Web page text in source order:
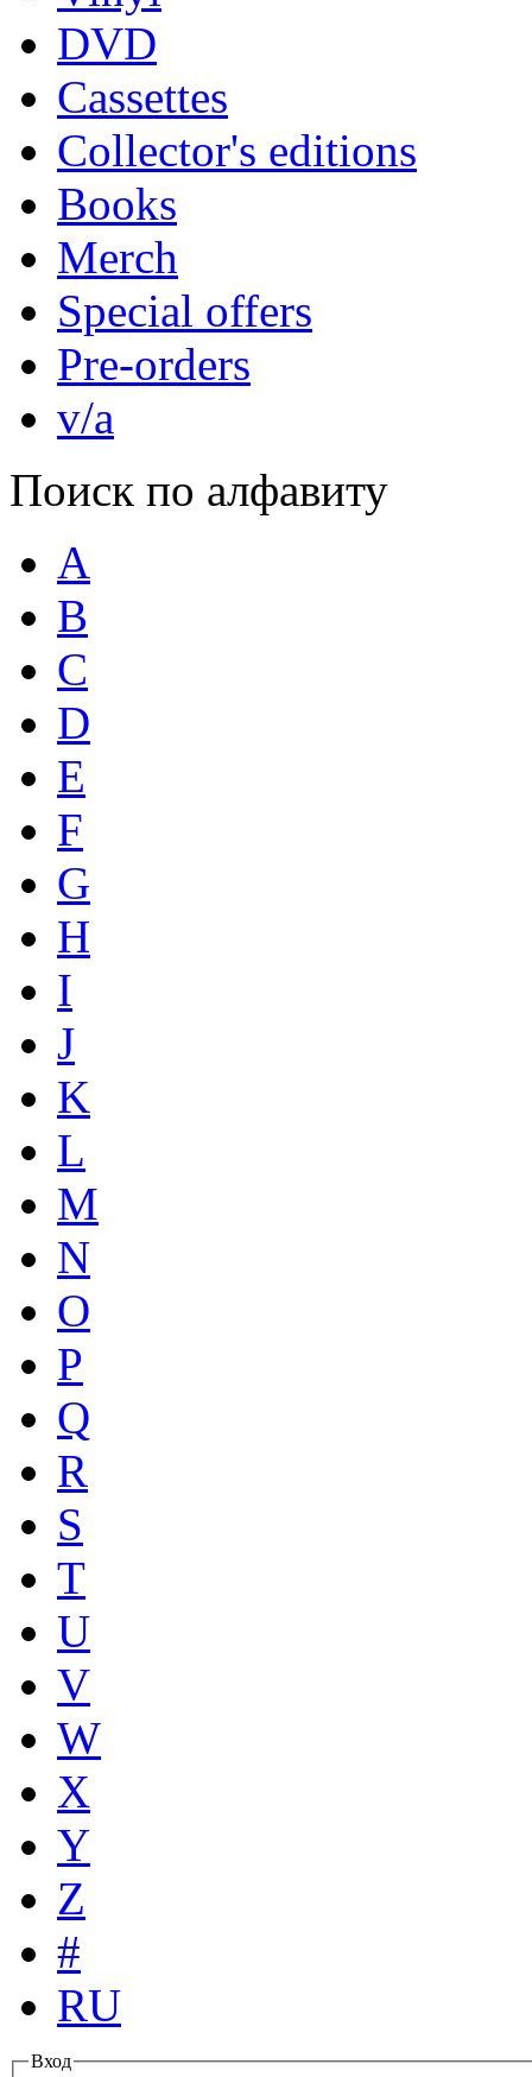
DVD
Cassettes
Collector's editions
Books
Merch
Special offers
Pre-orders
v/a
Поиск по алфавиту
A
B
C
D
E
F
G
H
I
J
K
L
M
N
O
P
Q
R
S
T
U
V
W
X
Y
Z
#
RU
Вход